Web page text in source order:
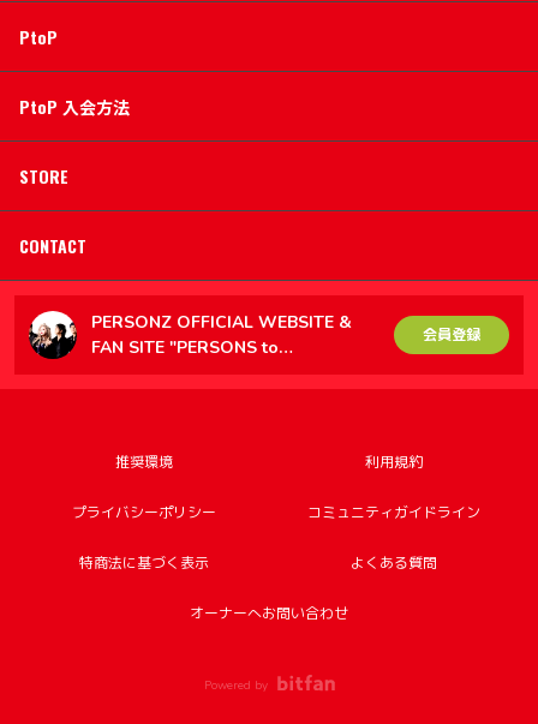
PtoP
PtoP 入会方法
STORE
CONTACT
PERSONZ OFFICIAL WEBSITE &
FAN SITE "PERSONS to
PERSONZ（PtoP）"
会員登録
推奨環境 利用規約
プライバシーポリシー コミュニティガイドライン
特商法に基づく表示 よくある質問
オーナーへお問い合わせ
Powered by